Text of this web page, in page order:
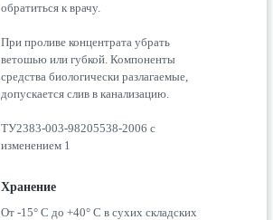
обратиться к врачу.
При проливе концентрата убрать
ветошью или губкой. Компоненты
средства биологически разлагаемые,
допускается слив в канализацию.
ТУ2383-003-98205538-2006 с
изменением 1
Хранение
От -15° С до +40° С в сухих складских